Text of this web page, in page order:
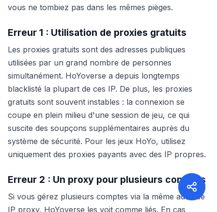
vous ne tombiez pas dans les mêmes pièges.
Erreur 1 : Utilisation de proxies gratuits
Les proxies gratuits sont des adresses publiques
utilisées par un grand nombre de personnes
simultanément. HoYoverse a depuis longtemps
blacklisté la plupart de ces IP. De plus, les proxies
gratuits sont souvent instables : la connexion se
coupe en plein milieu d'une session de jeu, ce qui
suscite des soupçons supplémentaires auprès du
système de sécurité. Pour les jeux HoYo, utilisez
uniquement des proxies payants avec des IP propres.
Erreur 2 : Un proxy pour plusieurs comptes
Si vous gérez plusieurs comptes via la même adresse
IP proxy, HoYoverse les voit comme liés. En cas